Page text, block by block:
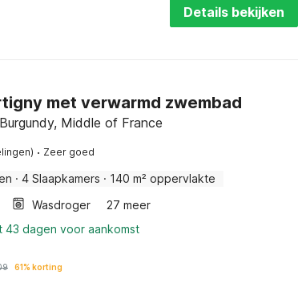
Details bekijken
met verwarmd zwembad
Middle of France
· Zeer goed
· 4 Slaapkamers · 140 m² oppervlakte
Wasdroger
27 meer
43 dagen voor aankomst
61% korting